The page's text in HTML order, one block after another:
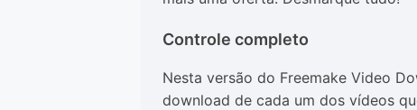
Controle completo
Nesta versão do Freemake Video
download de cada um dos vídeos